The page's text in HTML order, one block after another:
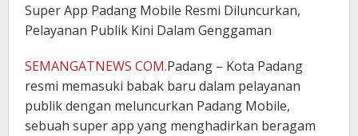
Super App Padang Mobile Resmi Diluncurkan,
Pelayanan Publik Kini Dalam Genggaman
SEMANGATNEWS COM.Padang – Kota Padang
resmi memasuki babak baru dalam pelayanan
publik dengan meluncurkan Padang Mobile,
sebuah super app yang menghadirkan beragam